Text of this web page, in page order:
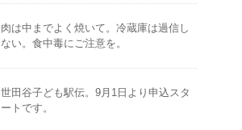
肉は中までよく焼いて。冷蔵庫は過信し
ない。食中毒にご注意を。
世田谷子ども駅伝。9月1日より申込スタ
ートです。